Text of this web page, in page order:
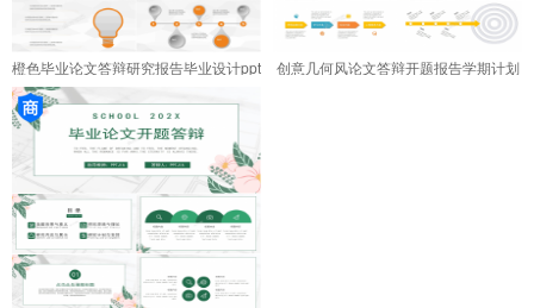
橙色毕业论文答辩研究报告毕业设计ppt
创意几何风论文答辩开题报告学期计划